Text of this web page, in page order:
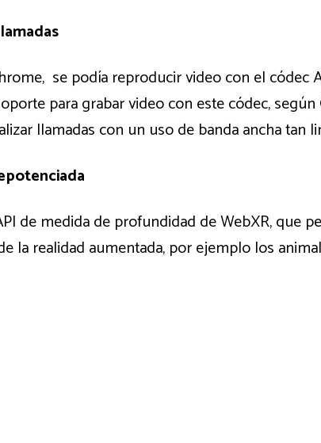
se podía reproducir video con el códec
para grabar video con este códec, según
llamadas con un uso de banda ancha tan
de medida de profundidad de WebXR, que
la realidad aumentada, por ejemplo los